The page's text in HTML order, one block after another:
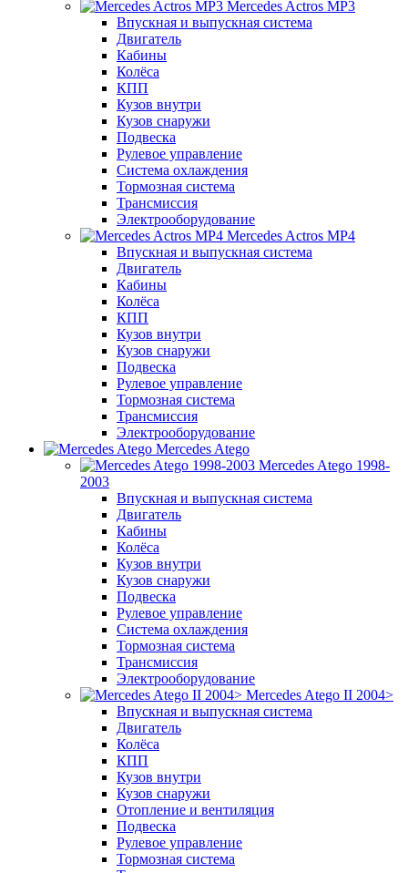
Mercedes Actros MP3
Впускная и выпускная система
Двигатель
Кабины
Колёса
КПП
Кузов внутри
Кузов снаружи
Подвеска
Рулевое управление
Система охлаждения
Тормозная система
Трансмиссия
Электрооборудование
Mercedes Actros MP4
Впускная и выпускная система
Двигатель
Кабины
Колёса
КПП
Кузов внутри
Кузов снаружи
Подвеска
Рулевое управление
Тормозная система
Трансмиссия
Электрооборудование
Mercedes Atego
Mercedes Atego 1998-
2003
Впускная и выпускная система
Двигатель
Кабины
Колёса
Кузов внутри
Кузов снаружи
Подвеска
Рулевое управление
Система охлаждения
Тормозная система
Трансмиссия
Электрооборудование
Mercedes Atego II 2004>
Впускная и выпускная система
Двигатель
Колёса
КПП
Кузов внутри
Кузов снаружи
Отопление и вентиляция
Подвеска
Рулевое управление
Тормозная система